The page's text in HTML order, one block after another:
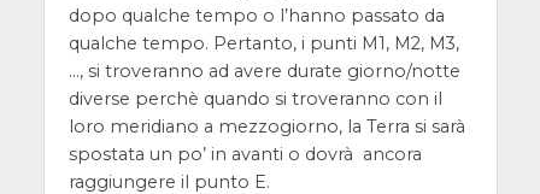
dopo qualche tempo o l’hanno passato da
qualche tempo. Pertanto, i punti M1, M2, M3,
…, si troveranno ad avere durate giorno/notte
diverse perchè quando si troveranno con il
loro meridiano a mezzogiorno, la Terra si sarà
spostata un po’ in avanti o dovrà ancora
raggiungere il punto E.